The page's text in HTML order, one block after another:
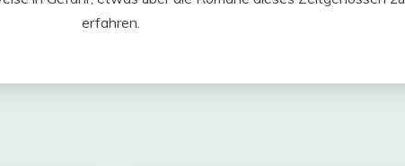
erfahren.